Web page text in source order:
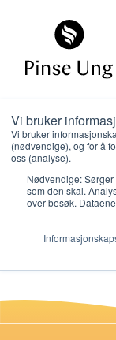
Vi bruker
Vi bruker
(nødvendige), og for å
oss (analyse).
Nødvendige:
som den skal.
over besøk.
Mat 02
PER
Hva vi
Ressurser